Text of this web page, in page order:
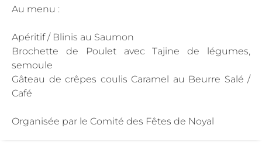
Au menu :
Apéritif / Blinis au Saumon
Brochette de Poulet avec Tajine de légumes,
semoule
Gâteau de crêpes coulis Caramel au Beurre Salé /
Café
Organisée par le Comité des Fêtes de Noyal